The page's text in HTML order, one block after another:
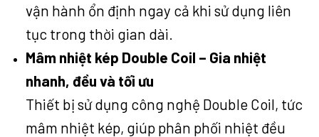
vận hành ổn định ngay cả khi sử dụng liên
tục trong thời gian dài.
Mâm nhiệt kép Double Coil – Gia nhiệt
nhanh, đều và tối ưu
Thiết bị sử dụng công nghệ Double Coil, tức
mâm nhiệt kép, giúp phân phối nhiệt đều